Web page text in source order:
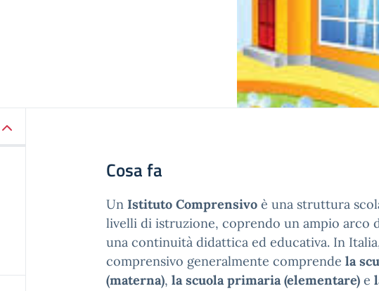
Cosa fa
Un Istituto Comprensivo è una struttura
livelli di istruzione, coprendo un ampio arco
una continuità didattica ed educativa. In
comprensivo generalmente comprende la
(materna), la scuola primaria (elementare) e